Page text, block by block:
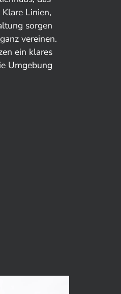
Linien,
sorgen
vereinen.
ein klares
Umgebung